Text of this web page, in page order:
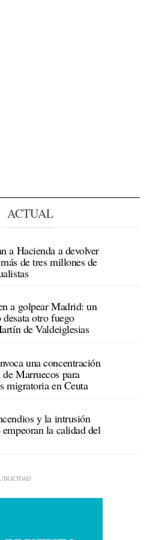
ACTUAL
a Hacienda a devolver
de tres millones de
a golpear Madrid: un
otro fuego
de Valdeiglesias
una concentración
Marruecos para
migratoria en Ceuta
y la intrusión
la calidad del